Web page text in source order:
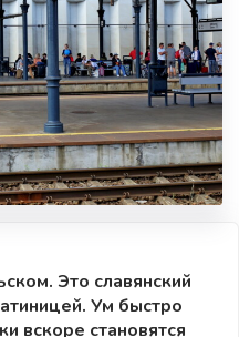
Это славянский
Ум быстро
вскоре становятся